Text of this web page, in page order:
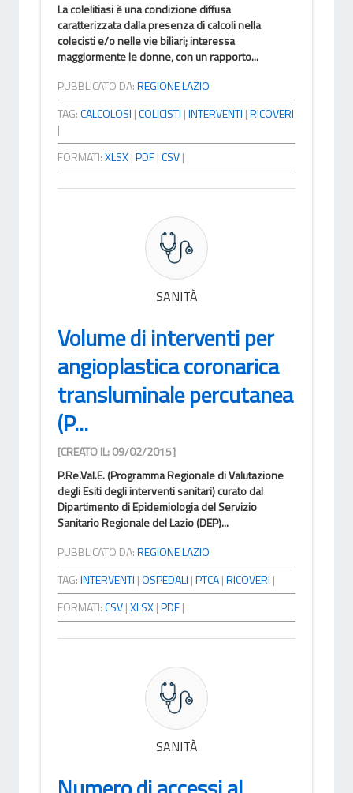
La colelitiasi è una condizione diffusa
caratterizzata dalla presenza di calcoli nella
colecisti e/o nelle vie biliari; interessa
maggiormente le donne, con un rapporto...
PUBBLICATO DA:REGIONE LAZIO
TAG:CALCOLOSI |COLICISTI |INTERVENTI |RICOVERI
|
FORMATI:XLSX|PDF|CSV|
SANITÀ
Volume di interventi per
angioplastica coronarica
transluminale percutanea
(P...
[CREATO IL: 09/02/2015]
P.Re.Val.E. (Programma Regionale di Valutazione
degli Esiti degli interventi sanitari) curato dal
Dipartimento di Epidemiologia del Servizio
Sanitario Regionale del Lazio (DEP)...
PUBBLICATO DA:REGIONE LAZIO
TAG:INTERVENTI |OSPEDALI |PTCA|RICOVERI |
FORMATI:CSV|XLSX|PDF|
SANITÀ